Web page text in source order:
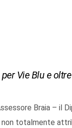
Vie Blu e
Braia – il
totalmente